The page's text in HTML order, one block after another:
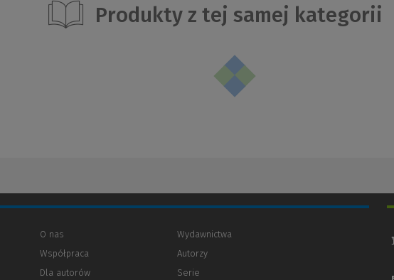
Produkty z tej samej kategorii
O nas
Współpraca
Dla autorów
Wydawnictwa
Autorzy
Serie